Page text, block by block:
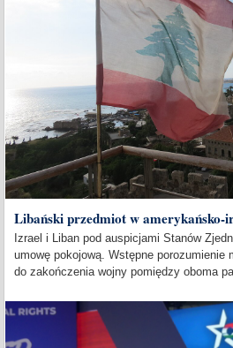
Libański przedmiot w amerykańsko-
Izrael i Liban pod auspicjami Stanów
umowę pokojową. Wstępne porozumienie
do zakończenia wojny pomiędzy oboma